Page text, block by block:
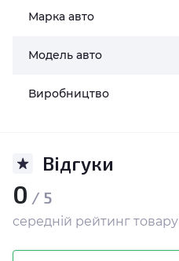
Марка авто
Модель авто
Виробництво
Відгуки
0 / 5
середній рейтинг товару